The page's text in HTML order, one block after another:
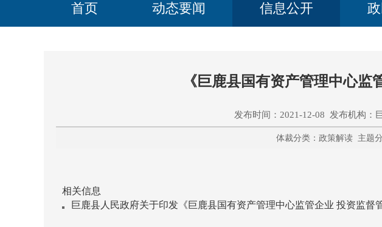
首页 动态要闻 信息公开
《巨鹿县国有资产管理中心
发布时间：2021-12-08 发布机构：
体裁分类：政策解读 主题
相关信息
巨鹿县人民政府关于印发《巨鹿县国有资产管理中心监管企业 投资监督